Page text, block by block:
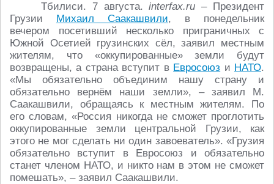
Тбилиси. 7 августа.interfax.ru – Президент
Грузии Михаил Саакашвили, в понедельник
вечером посетивший несколько приграничных с
Южной Осетией грузинских сёл, заявил местным
жителям, что «оккупированные» земли будут
возвращены, а страна вступит в Евросоюз и НАТО.
«Мы обязательно объединим нашу страну и
обязательно вернём наши земли», – заявил М.
Саакашвили, обращаясь к местным жителям. По
его словам, «Россия никогда не сможет проглотить
оккупированные земли центральной Грузии, как
этого не мог сделать ни один завоеватель». «Грузия
обязательно вступит в Евросоюз и обязательно
станет членом НАТО, и никто нам в этом не сможет
помешать», – заявил Саакашвили.